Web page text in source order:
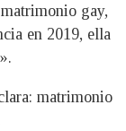
gay,
en 2019, ella
matrimonio